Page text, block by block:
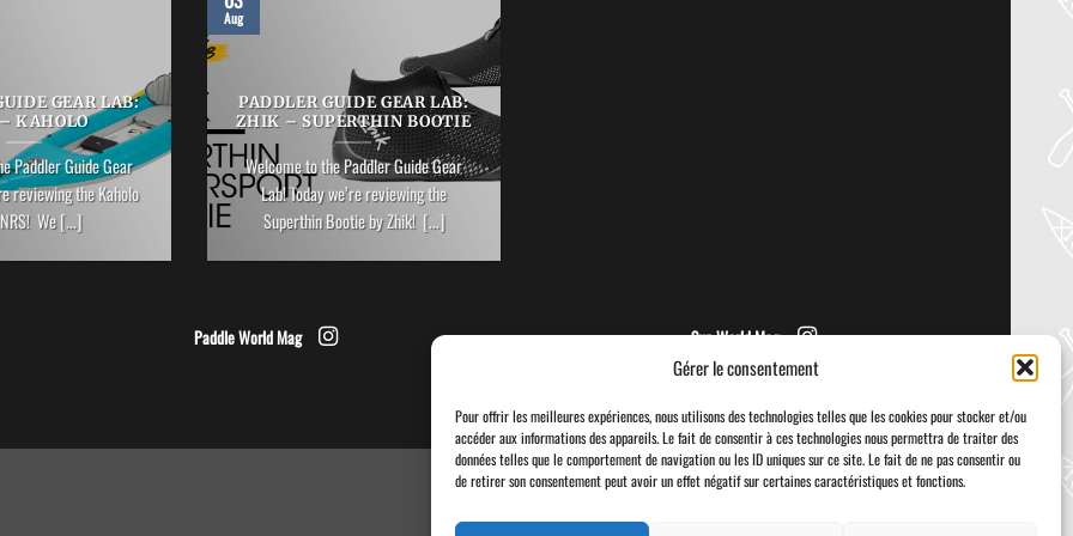
Gérer le consentement
Pour offrir les meilleures expériences, nous utilisons des technologies telles que les cookies pour stocker et/ou
accéder aux informations des appareils. Le fait de consentir à ces technologies nous permettra de traiter des
données telles que le comportement de navigation ou les ID uniques sur ce site. Le fait de ne pas consentir ou
de retirer son consentement peut avoir un effet négatif sur certaines caractéristiques et fonctions.
GEAR LAB:
KAHOLO
Paddler Guide Gear
reviewing the Kaholo
We [...]
PADDLER GUIDE GEAR LAB:
ZHIK – SUPERTHIN BOOTIE
Welcome to the Paddler Guide Gear
Lab! Today we’re reviewing the
Superthin Bootie by Zhik! [...]
Aug
Paddle World Mag Sup World Mag
Visa PayPal Stripe MasterCard